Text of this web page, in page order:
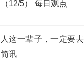
（12/5） 每日观点
人这一辈子，一定要
简讯